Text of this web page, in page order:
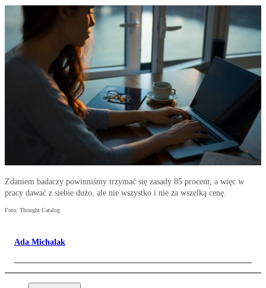
Zdaniem badaczy powinniśmy trzymać się zasady 85 procent, a więc w
pracy dawać z siebie dużo, ale nie wszystko i nie za wszelką cenę.
Foto: Thought Catalog
Ada Michalak